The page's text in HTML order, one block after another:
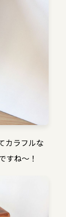
カラフルな
すね〜！